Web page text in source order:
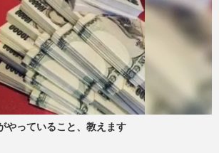
やっていること、教えます